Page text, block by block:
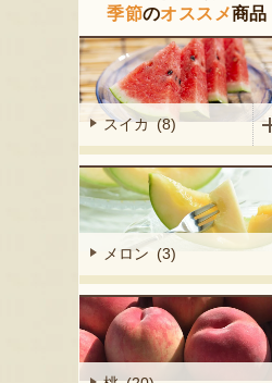
季節のオススメ商品
スイカ (8)
メロン (3)